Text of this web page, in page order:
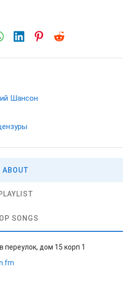
Шансон
ABOUT
SONGS
переулок, дом 15 корп 1